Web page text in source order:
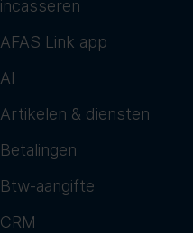
incasseren
AFAS Link app
AI
Artikelen & diensten
Betalingen
Btw-aangifte
CRM